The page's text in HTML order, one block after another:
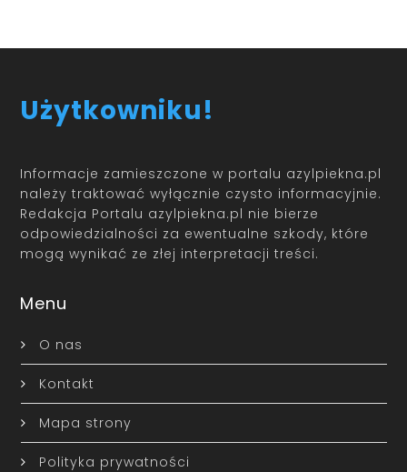
Użytkowniku!
Informacje zamieszczone w portalu azylpiekna.pl
należy traktować wyłącznie czysto informacyjnie.
Redakcja Portalu azylpiekna.pl nie bierze
odpowiedzialności za ewentualne szkody, które
mogą wynikać ze złej interpretacji treści.
Menu
O nas
Kontakt
Mapa strony
Polityka prywatności